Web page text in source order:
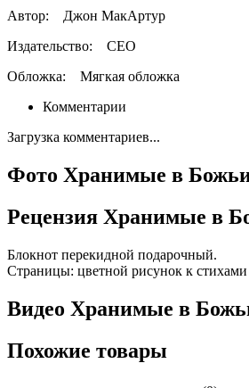
Автор:
Джон МакАртур
Издательство:
СЕО
Обложка: Мягкая обложка
Комментарии
Загрузка комментариев...
Фото Хранимые в
Рецензия Хранимые в
Блокнот перекидной подарочный.
Страницы: цветной рисунок к
Видео Хранимые в
Похожие товары